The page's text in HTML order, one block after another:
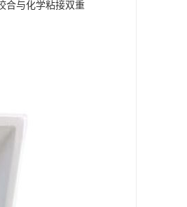
合与化学粘接双重